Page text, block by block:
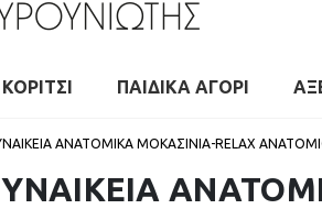
ΠΑΙΔΙΚΑ ΑΓΟΡΙ
ΑΝΑΤΟΜΙΚΑ ΜΟΚΑΣΙΝΙΑ-RELAX